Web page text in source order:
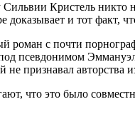
Сильвии Кристель никто
доказывает и тот факт,
роман с почти
псевдонимом
признавал авторства
что это было